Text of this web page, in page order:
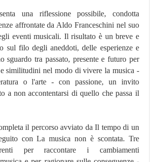
una riflessione possibile, condotta
affrontate da Aldo Franceschini nel suo
eventi musicali. Il risultato è un breve e
sul filo degli aneddoti, delle esperienze e
sguardo tra passato, presente e futuro per
similitudini nel modo di vivere la musica -
o l'arte - con passione, un invito
a non accontentarsi di quello che passa il
il percorso avviato da Il tempo di un
con La musica non è scontata. Tre
per raccontare i cambiamenti